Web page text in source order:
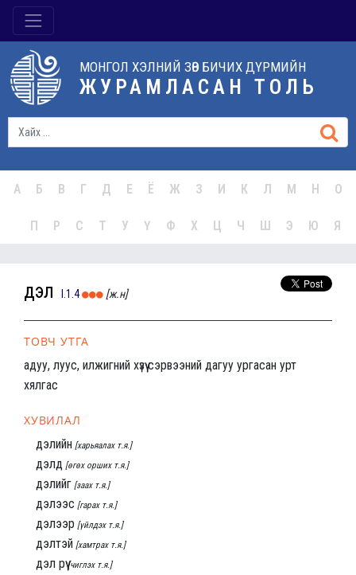
МОНГОЛ ХЭЛНИЙ ЗӨВ БИЧИХ ДҮРМИЙН
ЖУРАМЛАСАН ТОЛЬ
А Б В Г Д Е Ё Ж З И К Л М Н О
П Р С Т У Ү Ф Х Ц Ч Ш Э Ю Я
дэл I.1.4 [ж.н]
ТОВЧ УТГА
адуу, луус, илжигний хүзүү сэрвээний дагуу ургасан урт
хялгас
ХУВИЛАЛ
дэлийн [харьяалах т.я.]
дэлд [өгөх орших т.я.]
дэлийг [заах т.я.]
дэлээс [гарах т.я.]
дэлээр [үйлдэх т.я.]
дэлтэй [хамтрах т.я.]
дэл рүү [чиглэх т.я.]